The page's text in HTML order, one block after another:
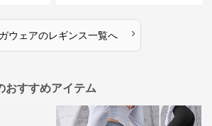
ウェアのレギンス一覧へ ›
おすすめアイテム